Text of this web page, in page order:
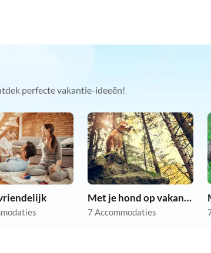
perfecte vakantie-ideeën!
Met je hond op vakantie
7 Accommodaties